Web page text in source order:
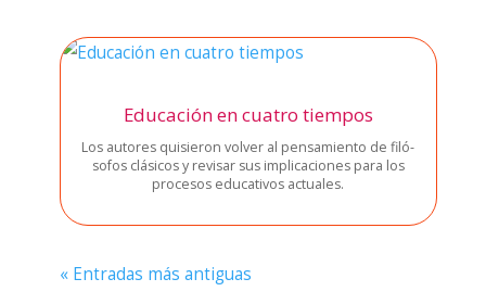
Educación en cuatro tiempos
Los auto­res qui­sie­ron vol­ver al pen­sa­mien­to de filó­
so­fos clá­si­cos y revi­sar sus impli­ca­cio­nes para los
pro­ce­sos edu­ca­ti­vos actua­les.
« Entra­das más anti­guas